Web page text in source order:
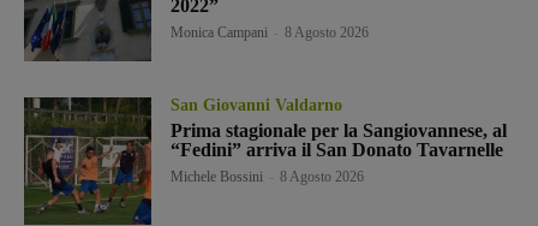
2022”
Monica Campani 8 Agosto 2026
San Giovanni Valdarno
Prima stagionale per la Sangiovannese, al
“Fedini” arriva il San Donato Tavarnelle
Michele Bossini 8 Agosto 2026